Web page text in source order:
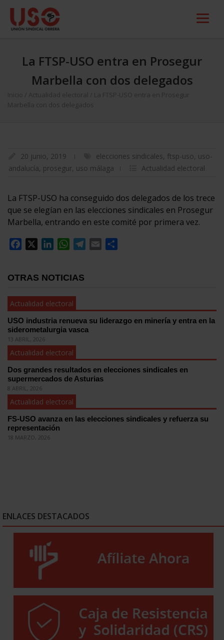
La FTSP-USO entra en Prosegur
Marbella con dos delegados
Inicio Actualidad electoral
La FTSP-USO entra en Prosegur
Marbella con dos delegados
20 junio, 2019 elecciones sindicales, ftsp-uso, uso-
andalucía, prosegur, uso málaga Actualidad electoral
La FTSP-USO ha conseguido dos delegados de los trece
que se elegían en las elecciones sindicales en Prosegur
Marbella, entrando en este comité por primera vez.
Facebook
LinkedInWhatsApp
Telegram
Email
OTRAS NOTICIAS
Actualidad electoral
USO industria renueva su liderazgo en minería y entra en la
siderometalurgia vasca
13 ABRIL, 2026
Actualidad electoral
Dos grandes resultados en elecciones sindicales en
supermercados de Asturias
8 ABRIL, 2026
Actualidad electoral
FS-USO avanza en las elecciones sindicales y refuerza su
representación
18 MARZO, 2026
ENLACES DESTACADOS